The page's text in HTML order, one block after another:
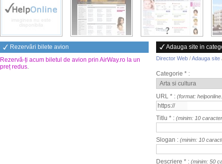
Rezervări bilete avion
Rezervă-ți acum biletul de avion prin AirWay.ro la un
preț redus.
Adauga site in
Director Web /Adauga site
Categorie * :
URL * : (format:
Titlu * : (minim: 10
Slogan : (minim: 10
Descriere * : (minim: 50